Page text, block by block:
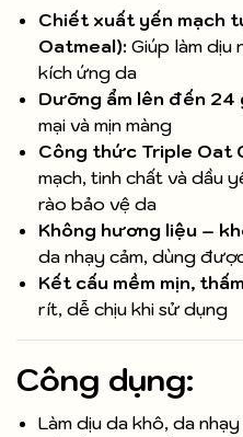
Chiết xuất yến mạch
Oatmeal): Giúp làm dịu
kích ứng da
Dưỡng ẩm lên đến 24
mại và mịn màng
Công thức Triple Oat
mạch, tinh chất và dầu
rào bảo vệ da
Không hương liệu –
da nhạy cảm, dùng
Kết cấu mềm mịn,
rít, dễ chịu khi sử dụng
Công dụng:
Làm dịu da khô, da